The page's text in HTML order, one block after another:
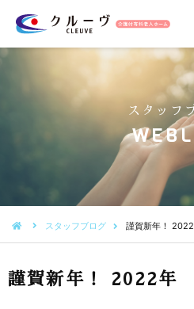
スタッフ
スタッフブログ 謹賀新年！
謹賀新年！ 2022年